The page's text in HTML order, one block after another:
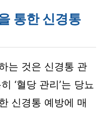
통한 신경통
는 것은 신경통 관
‘혈당 관리’는 당뇨
신경통 예방에 매